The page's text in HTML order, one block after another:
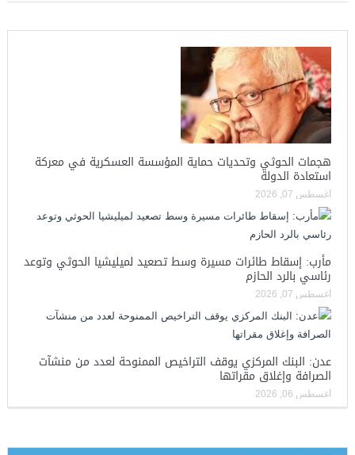
هجمات الحوثي وتحديات حماية المؤسسة العسكرية في معركة
استعادة الدولة
أغسطس 07, 2026
مأرب: إسقاط طائرات مسيرة وسط تصعيد لميليشيا الحوثي وتوعد
رئاسي بالرد الحازم
أغسطس 07, 2026
عدن: البنك المركزي يوقف التراخيص الممنوحة لعدد من منشآت
الصرافة وإغلاق مقراتها
أغسطس 06, 2026